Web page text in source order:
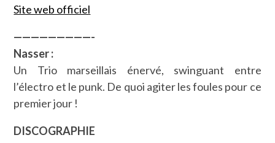
Site web officiel
—————————-
Nasser :
Un Trio marseillais énervé, swinguant entre
l’électro et le punk. De quoi agiter les foules pour ce
premier jour !
DISCOGRAPHIE